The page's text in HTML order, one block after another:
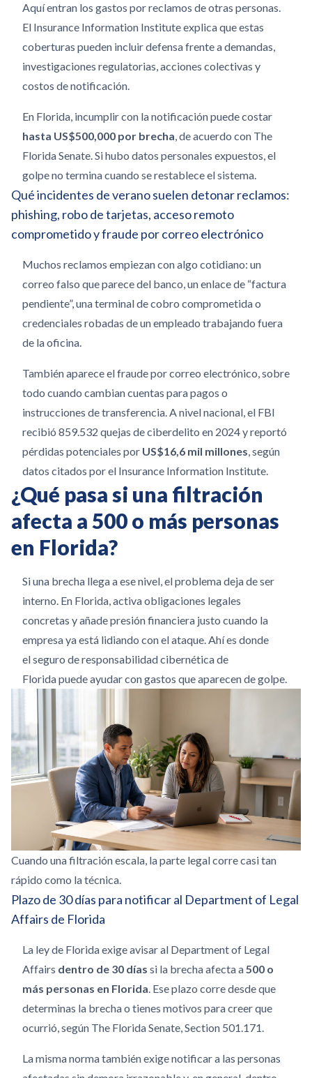
Aquí entran los gastos por reclamos de otras personas.
El Insurance Information Institute explica que estas
coberturas pueden incluir defensa frente a demandas,
investigaciones regulatorias, acciones colectivas y
costos de notificación.
En Florida, incumplir con la notificación puede costar
hasta US$500,000 por brecha, de acuerdo con The
Florida Senate. Si hubo datos personales expuestos, el
golpe no termina cuando se restablece el sistema.
Qué incidentes de verano suelen detonar reclamos:
phishing, robo de tarjetas, acceso remoto
comprometido y fraude por correo electrónico
Muchos reclamos empiezan con algo cotidiano: un
correo falso que parece del banco, un enlace de “factura
pendiente”, una terminal de cobro comprometida o
credenciales robadas de un empleado trabajando fuera
de la oficina.
También aparece el fraude por correo electrónico, sobre
todo cuando cambian cuentas para pagos o
instrucciones de transferencia. A nivel nacional, el FBI
recibió 859.532 quejas de ciberdelito en 2024 y reportó
pérdidas potenciales por US$16,6 mil millones, según
datos citados por el Insurance Information Institute.
¿Qué pasa si una filtración
afecta a 500 o más personas
en Florida?
Si una brecha llega a ese nivel, el problema deja de ser
interno. En Florida, activa obligaciones legales
concretas y añade presión financiera justo cuando la
empresa ya está lidiando con el ataque. Ahí es donde
el seguro de responsabilidad cibernética de
Florida puede ayudar con gastos que aparecen de golpe.
Cuando una filtración escala, la parte legal corre casi tan
rápido como la técnica.
Plazo de 30 días para notificar al Department of Legal
Affairs de Florida
La ley de Florida exige avisar al Department of Legal
Affairs dentro de 30 días si la brecha afecta a500 o
más personas en Florida. Ese plazo corre desde que
determinas la brecha o tienes motivos para creer que
ocurrió, según The Florida Senate, Section 501.171.
La misma norma también exige notificar a las personas